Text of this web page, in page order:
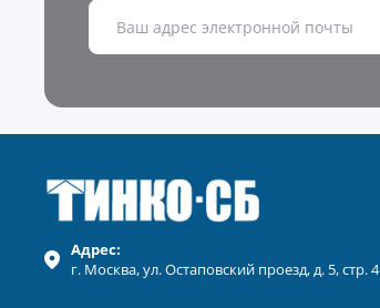
Адрес:
г. Москва, ул.Остаповский проезд, д. 5, стр. 4